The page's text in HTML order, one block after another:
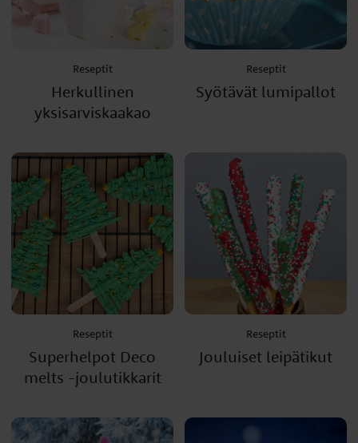
Reseptit
Herkullinen
yksisarviskaakao
Reseptit
Syötävät lumipallot
Reseptit
Superhelpot Deco
melts -joulutikkarit
Reseptit
Jouluiset leipätikut